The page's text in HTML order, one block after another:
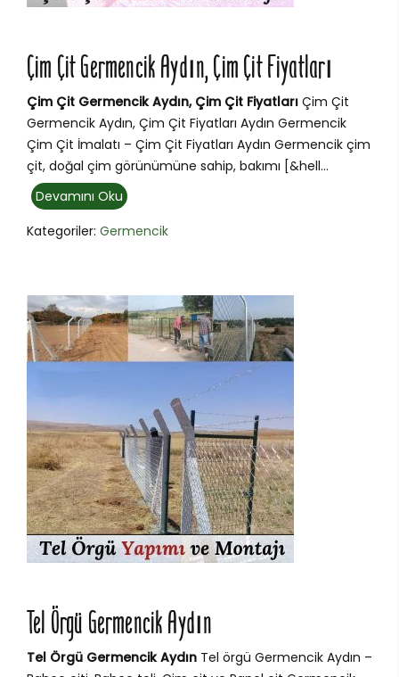
Çim Çit Germencik Aydın, Çim Çit Fiyatları
Çim Çit Germencik Aydın, Çim Çit Fiyatları Çim Çit
Germencik Aydın, Çim Çit Fiyatları Aydın Germencik
Çim Çit İmalatı – Çim Çit Fiyatları Aydın Germencik çim
çit, doğal çim görünümüne sahip, bakımı [&hell...
Devamını Oku
Kategoriler: Germencik
Tel Örgü Germencik Aydın
Tel Örgü Germencik Aydın Tel örgü Germencik Aydın –